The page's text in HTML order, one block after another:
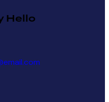
Hello